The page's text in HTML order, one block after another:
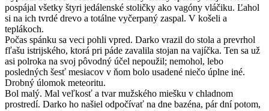
pospájal všetky štyri jedálenské stoličky ako vagóny vláčiku. Ľahol
si na ich tvrdé drevo a totálne vyčerpaný zaspal. V košeli a
teplákoch.
Počas spánku sa veci pohli vpred. Darko vrazil do stola a prevrhol
fľašu istrijského, ktorá pri páde zavalila stojan na vajíčka. Ten sa už
asi polroka na svoj pôvodný účel nepoužil; nemohol, lebo
posledných šesť mesiacov v ňom bolo usadené niečo úplne iné.
Drobný úlomok meteoritu.
Bol malý. Mal veľkosť a tvar mužského miešku v chladnom
prostredí. Darko ho našiel odpočívať na dne bazéna, pár dní potom,